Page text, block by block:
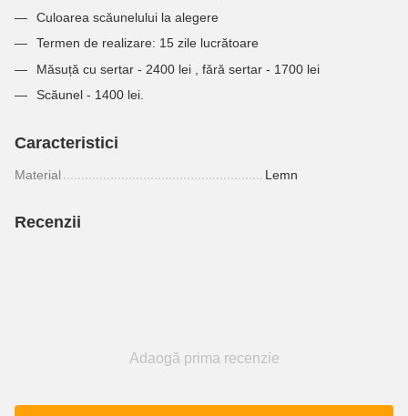
Culoarea scăunelului la alegere
Termen de realizare: 15 zile lucrătoare
Măsuță cu sertar - 2400 lei , fără sertar - 1700 lei
Scăunel - 1400 lei.
Caracteristici
Material Lemn
Recenzii
Adaogă prima recenzie